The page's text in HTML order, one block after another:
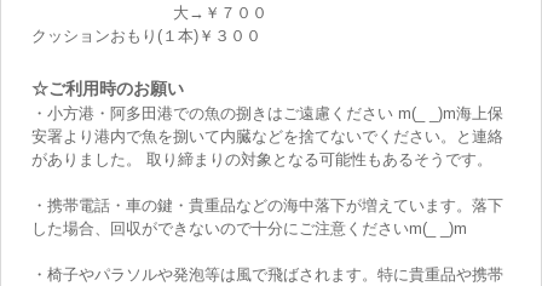
大→￥７００
クッションおもり(１本)￥３００
☆ご利用時のお願い
・小方港・阿多田港での魚の捌きはご遠慮ください m(_ _)m海上保
安署より港内で魚を捌いて内臓などを捨てないでください。と連絡
がありました。 取り締まりの対象となる可能性もあるそうです。
・携帯電話・車の鍵・貴重品などの海中落下が増えています。落下
した場合、回収ができないので十分にご注意くださいm(_ _)m
・椅子やパラソルや発泡等は風で飛ばされます。特に貴重品や携帯